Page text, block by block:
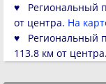
♥ Региональный
от центра. На
♥ Региональный
113.8 км от центра.